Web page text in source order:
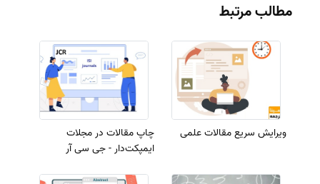
مطالب مرتبط
ویرایش سریع مقالات علمی
چاپ مقالات در مجلات
ایمپکت‌دار - جی سی آر